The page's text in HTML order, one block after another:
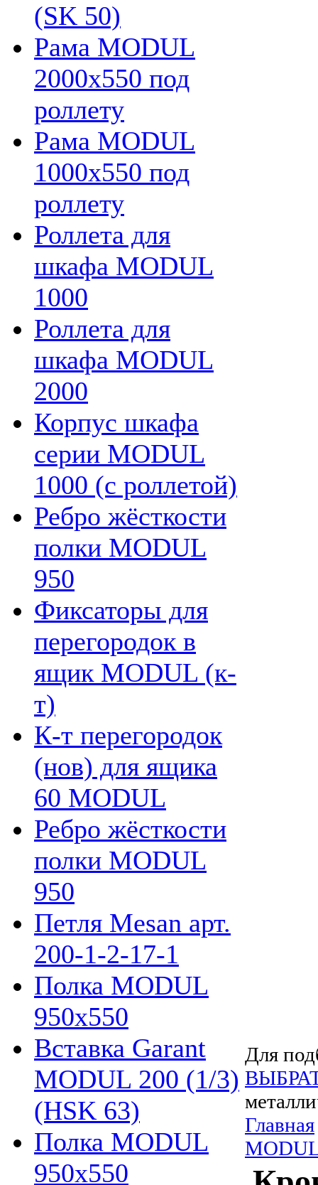
(SK 50)
Рама MODUL
2000х550 под
роллету
Рама MODUL
1000х550 под
роллету
Роллета для
шкафа MODUL
1000
Роллета для
шкафа MODUL
2000
Корпус шкафа
серии MODUL
1000 (с роллетой)
Ребро жёсткости
полки MODUL
950
Фиксаторы для
перегородок в
ящик MODUL (к-
т)
К-т перегородок
(нов) для ящика
60 MODUL
Ребро жёсткости
полки MODUL
950
Петля Mesan арт.
200-1-2-17-1
Полка MODUL
950х550
Вставка Garant
MODUL 200 (1/3)
(HSK 63)
Полка MODUL
950х550
Для
Главная